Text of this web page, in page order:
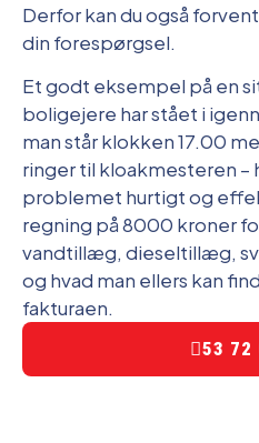
Derfor kan du også
din forespørgsel.
Et godt eksempel på en
boligejere har stået i
man står klokken 17.00
ringer til kloakmesteren –
problemet hurtigt og
regning på 8000 kroner
vandtillæg, dieseltillæg,
og hvad man ellers kan
fakturaen.
53 72